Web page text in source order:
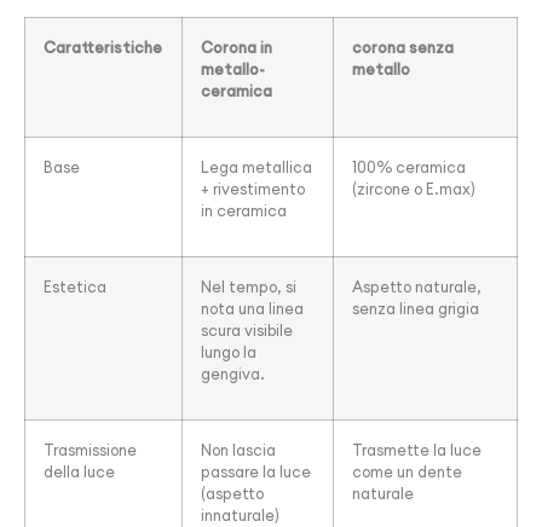
Caratteristiche
Corona in
metallo-
ceramica
corona senza
metallo
Base
Lega metallica
+ rivestimento
in ceramica
100% ceramica
(zircone o E.max)
Estetica
Nel tempo, si
nota una linea
scura visibile
lungo la
gengiva.
Aspetto naturale,
senza linea grigia
Trasmissione
della luce
Non lascia
passare la luce
(aspetto
innaturale)
Trasmette la luce
come un dente
naturale